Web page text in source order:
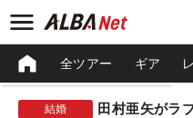
全ツアー ギア
結婚 田村亜矢がラ